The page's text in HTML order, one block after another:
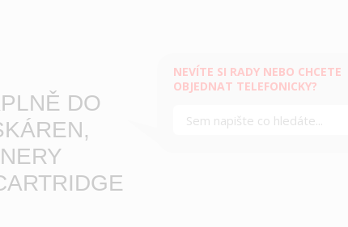
DO
NEVÍTE SI RADY NEBO CHCETE
OBJEDNAT TELEFONICKY?